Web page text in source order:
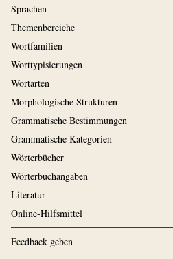
Sprachen
Themenbereiche
Wortfamilien
Worttypisierungen
Wortarten
Morphologische Strukturen
Grammatische Bestimmungen
Grammatische Kategorien
Wörterbücher
Wörterbuchangaben
Literatur
Online-Hilfsmittel
Feedback geben